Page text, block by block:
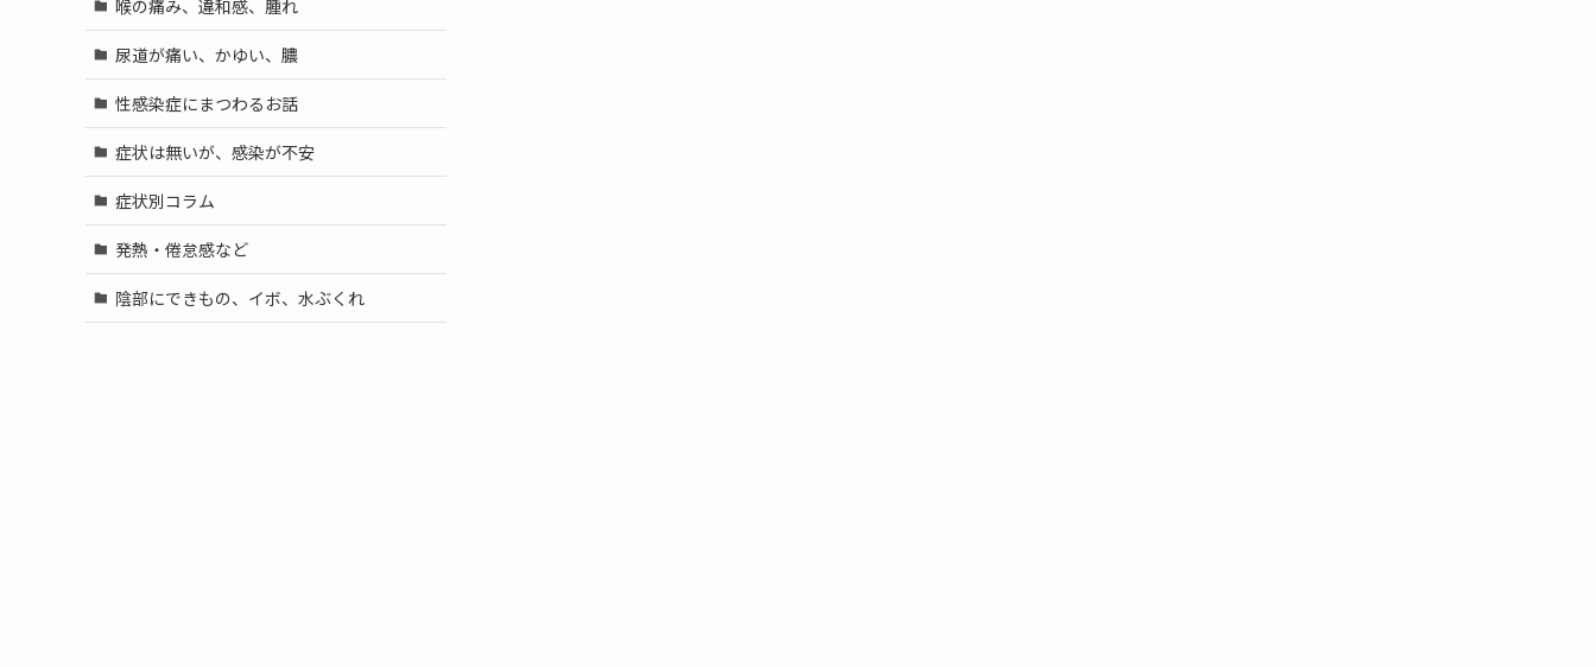
喉の痛み、違和感、腫れ
尿道が痛い、かゆい、膿
性感染症にまつわるお話
症状は無いが、感染が不安
症状別コラム
発熱・倦怠感など
陰部にできもの、イボ、水ぶくれ